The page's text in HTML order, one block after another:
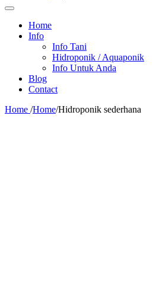
Home
Info
Info Tani
Hidroponik / Aquaponik
Info Untuk Anda
Blog
Contact
Home /Home/Hidroponik sederhana